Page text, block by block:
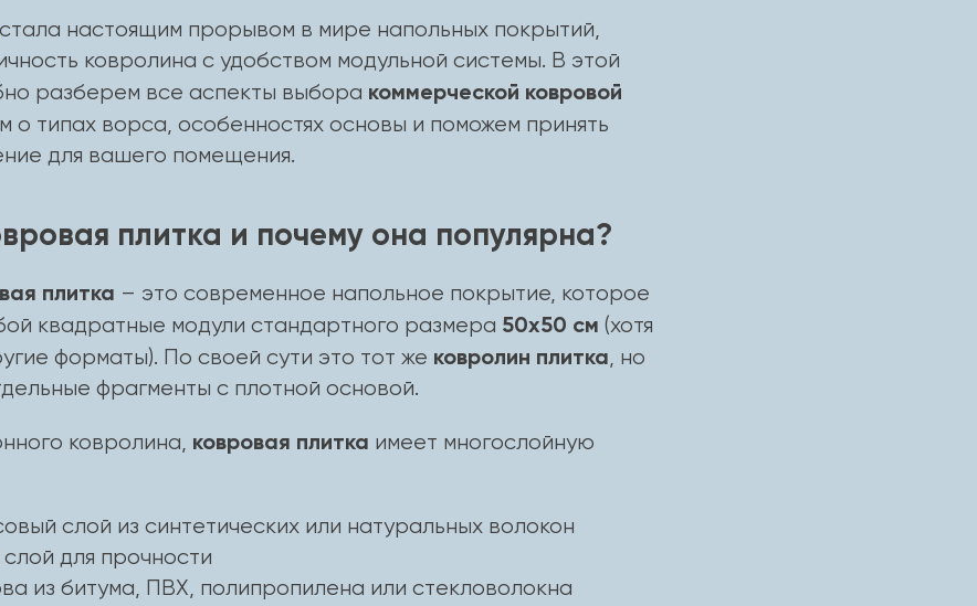
стала настоящим прорывом в мире напольных покрытий,
ковролина с удобством модульной системы. В этой
разберем все аспекты выбора коммерческой ковровой
о типах ворса, особенностях основы и поможем принять
для вашего помещения.
плитка и почему она популярна?
плитка – это современное напольное покрытие, которое
квадратные модули стандартного размера 50х50 см (хотя
форматы). По своей сути это тот же ковролин плитка, но
фрагменты с плотной основой.
ковролина, ковровая плитка имеет многослойную
слой из синтетических или натуральных волокон
для прочности
из битума, ПВХ, полипропилена или стекловолокна